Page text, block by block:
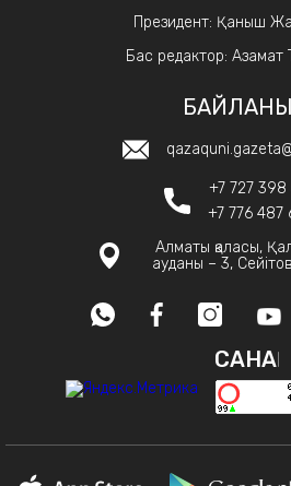
Президент: Қаныш
Бас редактор: Азамат
+7 727 398
+7 776 487
Алматы қаласы,
ауданы – 3,
САНАҚ